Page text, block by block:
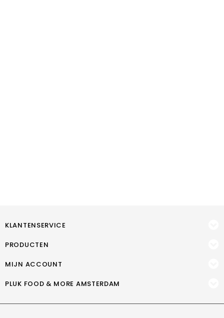
KLANTENSERVICE
PRODUCTEN
MIJN ACCOUNT
PLUK FOOD & MORE AMSTERDAM